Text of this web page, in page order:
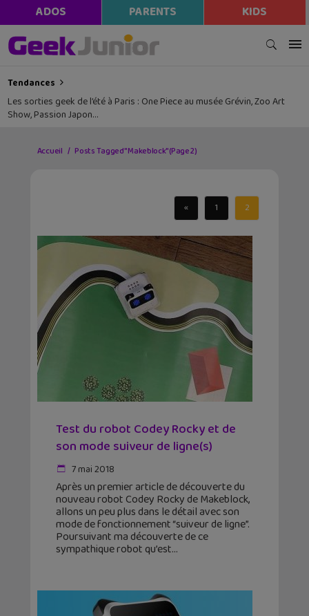
ADOS PARENTS KIDS
Tendances
Les sorties geek de l’été à Paris : One Piece au musée Grévin, Zoo Art
Show, Passion Japon…
Accueil Posts Tagged "Makeblock"(Page 2)
« 1 2
Test du robot Codey Rocky et de
son mode suiveur de ligne(s)
7 mai 2018
Après un premier article de découverte du
nouveau robot Codey Rocky de Makeblock,
allons un peu plus dans le détail avec son
mode de fonctionnement “suiveur de ligne”.
Poursuivant ma découverte de ce
sympathique robot qu’est